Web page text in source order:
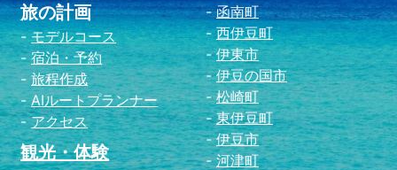
旅の計画
モデルコース
宿泊・予約
旅程作成
AIルートプランナー
アクセス
観光・体験
函南町
西伊豆町
伊東市
伊豆の国市
松崎町
東伊豆町
伊豆市
河津町